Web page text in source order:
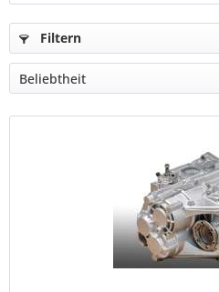
Filtern